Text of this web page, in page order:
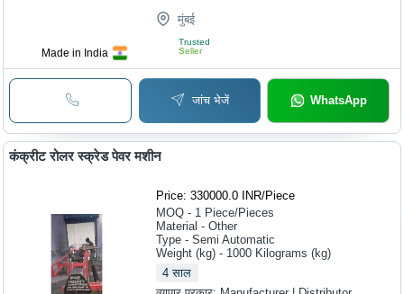
Made in India
मुंबई
Trusted
Seller
जांच भेजें WhatsApp
कंक्रीट रोलर स्क्रेड पेवर मशीन
Price: 330000.0 INR/Piece
MOQ - 1 Piece/Pieces
Material - Other
Type - Semi Automatic
Weight (kg) - 1000 Kilograms (kg)
4 साल